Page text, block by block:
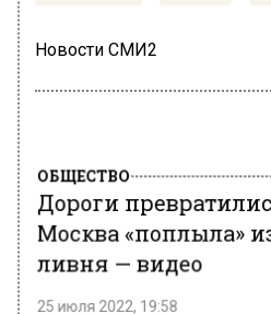
Новости СМИ2
Дороги
Москва «поплыла»
ливня — видео